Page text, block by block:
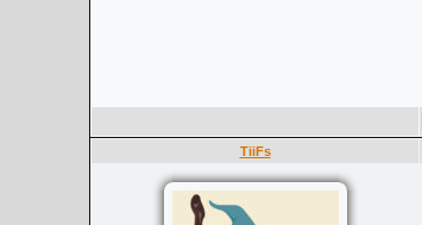
TiiFs